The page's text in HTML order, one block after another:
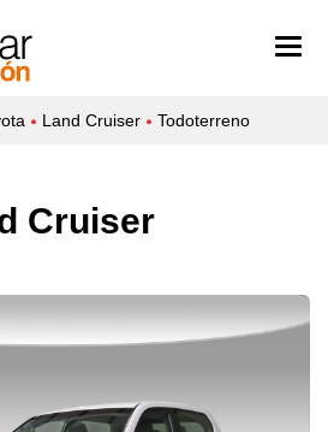
Land Cruiser Todoterreno
Cruiser